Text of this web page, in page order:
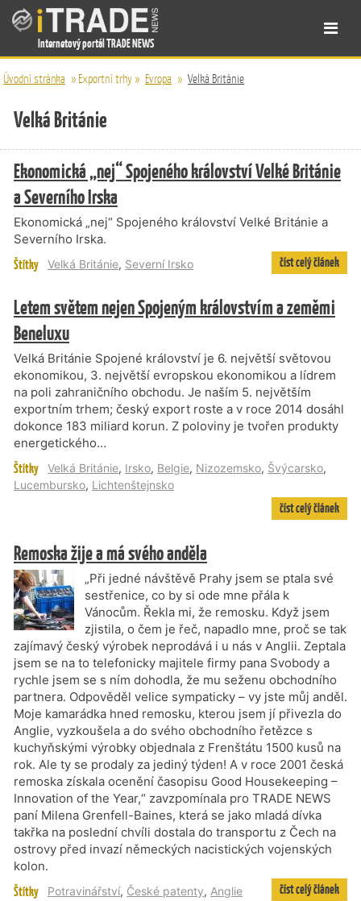
Internetový portál TRADE NEWS
Úvodní stránka » Exportní trhy» Evropa » Velká Británie
Velká Británie
Ekonomická „nej“ Spojeného království Velké Británie
a Severního Irska
Ekonomická „nej“ Spojeného království Velké Británie a
Severního Irska.
Štítky Velká Británie, Severní Irsko číst celý článek
Letem světem nejen Spojeným královstvím a zeměmi
Beneluxu
Velká Británie Spojené království je 6. největší světovou
ekonomikou, 3. největší evropskou ekonomikou a lídrem
na poli zahraničního obchodu. Je naším 5. největším
exportním trhem; český export roste a v roce 2014 dosáhl
dokonce 183 miliard korun. Z poloviny je tvořen produkty
energetického…
Štítky Velká Británie, Irsko, Belgie, Nizozemsko, Švýcarsko,
Lucembursko, Lichtenštejnsko
číst celý článek
Remoska žije a má svého anděla
„Při jedné návštěvě Prahy jsem se ptala své
sestřenice, co by si ode mne přála k
Vánocům. Řekla mi, že remosku. Když jsem
zjistila, o čem je řeč, napadlo mne, proč se tak
zajímavý český výrobek neprodává i u nás v Anglii. Zeptala
jsem se na to telefonicky majitele firmy pana Svobody a
rychle jsem se s ním dohodla, že mu seženu obchodního
partnera. Odpověděl velice sympaticky – vy jste můj anděl.
Moje kamarádka hned remosku, kterou jsem jí přivezla do
Anglie, vyzkoušela a do svého obchodního řetězce s
kuchyňskými výrobky objednala z Frenštátu 1500 kusů na
rok. Ale ty se prodaly za jediný týden! A v roce 2001 česká
remoska získala ocenění časopisu Good Housekeeping –
Innovation of the Year,“ zavzpomínala pro TRADE NEWS
paní Milena Grenfell-Baines, která se jako mladá dívka
takřka na poslední chvíli dostala do transportu z Čech na
ostrovy před invazí německých nacistických vojenských
kolon.
Štítky Potravinářství, České patenty, Anglie číst celý článek